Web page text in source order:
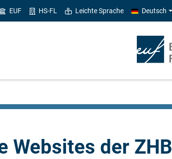
EUF HS-FL Leichte Sprache Deutsch
Websites der ZHB